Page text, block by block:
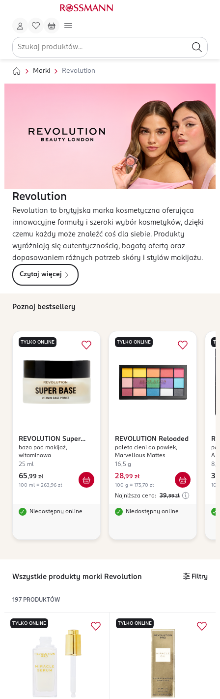
Marki Revolution
Revolution
Revolution to brytyjska marka kosmetyczna oferująca
innowacyjne formuły i szeroki wybór kosmetyków, dzięki
czemu każdy może znaleźć coś dla siebie. Produkty
wyróżniają się autentycznością, bogatą ofertą oraz
dopasowaniem różnych potrzeb skóry i stylów makijażu.
Czytaj więcej
Poznaj bestsellery
TYLKO ONLINE
REVOLUTION Super
Base
baza pod makijaż,
witaminowa
25 ml
65,99 zł
100 ml = 263,96 zł
Niedostępny online
TYLKO ONLINE
REVOLUTION Reloaded
paleta cieni do powiek,
Marvellous Mattes
16,5 g
28,99 zł
100 g = 175,70 zł
Najniższa cena: 39,99 zł
Niedostępny online
A
39
Wszystkie produkty marki Revolution Filtry
197 PRODUKTÓW
TYLKO ONLINE TYLKO ONLINE